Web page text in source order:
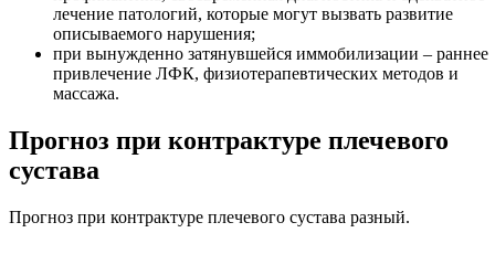
лечение патологий, которые могут вызвать развитие
описываемого нарушения;
при вынужденно затянувшейся иммобилизации – раннее
привлечение ЛФК, физиотерапевтических методов и
массажа.
Прогноз при контрактуре плечевого
сустава
Прогноз при контрактуре плечевого сустава разный.